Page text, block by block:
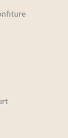
Fleurs, je vous